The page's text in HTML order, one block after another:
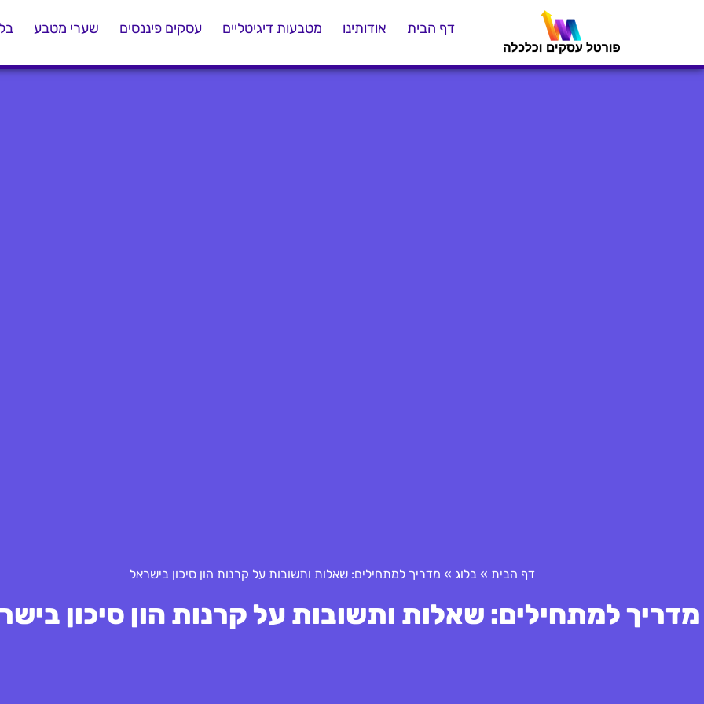
דף הבית אודותינו מטבעות דיגיטליים עסקים פיננסים שערי מטבע
דף הבית » בלוג » מדריך למתחילים: שאלות ותשובות על קרנות הון סיכון בישראל
מדריך למתחילים: שאלות ותשובות על קרנות הון סיכון